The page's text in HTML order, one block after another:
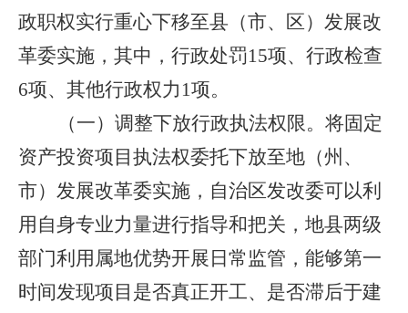
政职权实行重心下移至县 （市、区）发展改
革委实施，其中，行政处罚15项、行政检查
6项、其他行政权力 1项。
（一）调整下放行政执法权限。 将固定
资产投资项目执法权委托下放至地（州、
市）发展改革委实施，自治区发改委可以利
用自身专业力量进行指导和把关，地县两级
部门利用属地优势开展日常监管，能够第一
时间发现项目是否真正开工、是否滞后于建